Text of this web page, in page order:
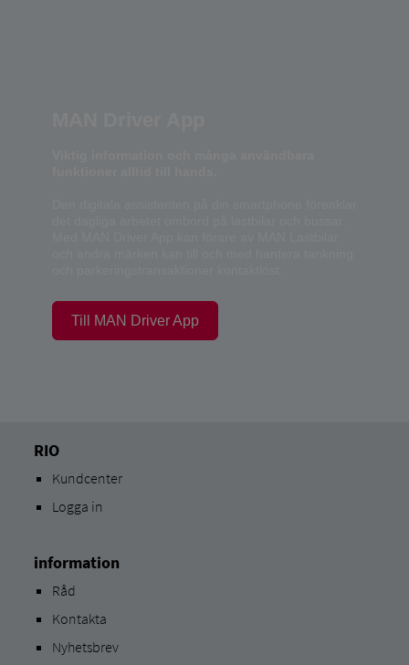
Till MAN Driver App
RIO
Kundcenter
Logga in
information
Råd
Kontakta
Nyhetsbrev